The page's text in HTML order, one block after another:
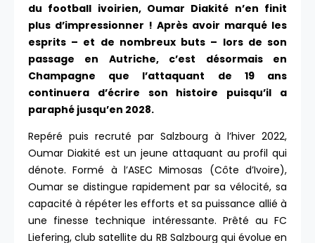
du football ivoirien, Oumar Diakité n’en finit
plus d’impressionner ! Après avoir marqué les
esprits – et de nombreux buts – lors de son
passage en Autriche, c’est désormais en
Champagne que l’attaquant de 19 ans
continuera d’écrire son histoire puisqu’il a
paraphé jusqu’en 2028.
Repéré puis recruté par Salzbourg à l’hiver 2022,
Oumar Diakité est un jeune attaquant au profil qui
dénote. Formé à l’ASEC Mimosas (Côte d’Ivoire),
Oumar se distingue rapidement par sa vélocité, sa
capacité à répéter les efforts et sa puissance allié à
une finesse technique intéressante. Prêté au FC
Liefering, club satellite du RB Salzbourg qui évolue en